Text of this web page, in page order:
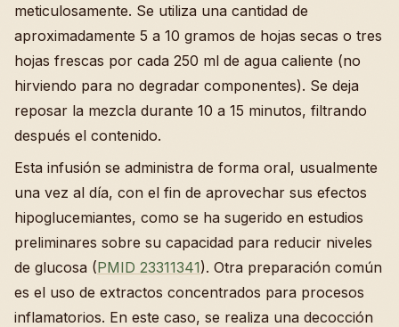
meticulosamente. Se utiliza una cantidad de
aproximadamente 5 a 10 gramos de hojas secas o tres
hojas frescas por cada 250 ml de agua caliente (no
hirviendo para no degradar componentes). Se deja
reposar la mezcla durante 10 a 15 minutos, filtrando
después el contenido.
Esta infusión se administra de forma oral, usualmente
una vez al día, con el fin de aprovechar sus efectos
hipoglucemiantes, como se ha sugerido en estudios
preliminares sobre su capacidad para reducir niveles
de glucosa (PMID 23311341). Otra preparación común
es el uso de extractos concentrados para procesos
inflamatorios. En este caso, se realiza una decocción